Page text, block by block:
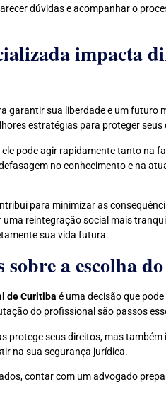
dúvidas e acompanhar o
impacta
garantir sua liberdade e um futuro
estratégias para proteger
pode agir rapidamente tanto na
no conhecimento e na
para minimizar as
reintegração social mais
sua vida futura.
sobre a escolha
de Curitiba é uma decisão que
do profissional são passos
protege seus direitos, mas
na sua segurança jurídica.
contar com um advogado